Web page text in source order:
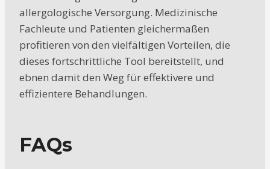
allergologische Versorgung. Medizinische
Fachleute und Patienten gleichermaßen
profitieren von den vielfältigen Vorteilen, die
dieses fortschrittliche Tool bereitstellt, und
ebnen damit den Weg für effektivere und
effizientere Behandlungen.
FAQs